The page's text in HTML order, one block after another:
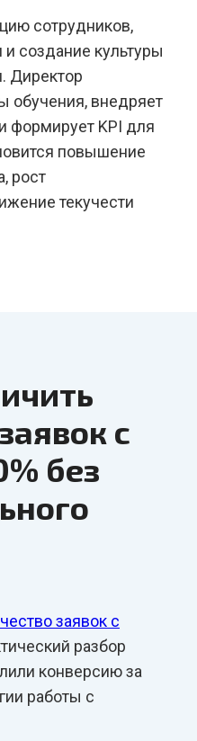
сотрудников,
создание культуры
Директор
обучения, внедряет
формирует KPI для
повышение
рост
текучести
с
без
заявок с
разбор
конверсию за
работы с